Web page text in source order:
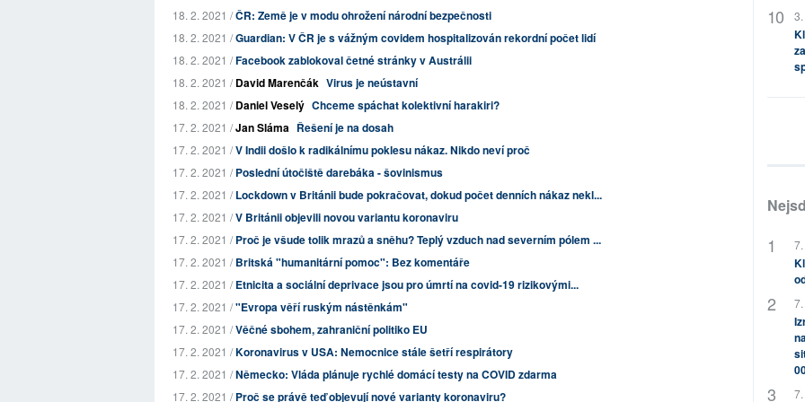
18. 2. 2021 /ČR: Země je v modu ohrožení národní bezpečnosti
18. 2. 2021 /Guardian: V ČR je s vážným covidem hospitalizován rekordní počet lidí
18. 2. 2021 /Facebook zablokoval četné stránky v Austrálii
18. 2. 2021 /David Marenčák Virus je neústavní
18. 2. 2021 /Daniel Veselý Chceme spáchat kolektivní harakiri?
17. 2. 2021 /Jan Sláma Řešení je na dosah
17. 2. 2021 /V Indii došlo k radikálnímu poklesu nákaz. Nikdo neví proč
17. 2. 2021 /Poslední útočiště darebáka - šovinismus
17. 2. 2021 /Lockdown v Británii bude pokračovat, dokud počet denních nákaz nekl...
17. 2. 2021 /V Británii objevili novou variantu koronaviru
17. 2. 2021 /Proč je všude tolik mrazů a sněhu? Teplý vzduch nad severním pólem ...
17. 2. 2021 /Britská "humanitární pomoc": Bez komentáře
17. 2. 2021 /Etnicita a sociální deprivace jsou pro úmrtí na covid-19 rizikovými...
17. 2. 2021 /"Evropa věří ruským nástěnkám"
17. 2. 2021 /Věčné sbohem, zahraniční politiko EU
17. 2. 2021 /Koronavirus v USA: Nemocnice stále šetří respirátory
17. 2. 2021 /Německo: Vláda plánuje rychlé domácí testy na COVID zdarma
17. 2. 2021 /Proč se právě teď objevují nové varianty koronaviru?